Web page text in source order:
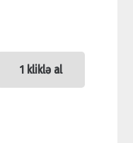
1 kliklə al